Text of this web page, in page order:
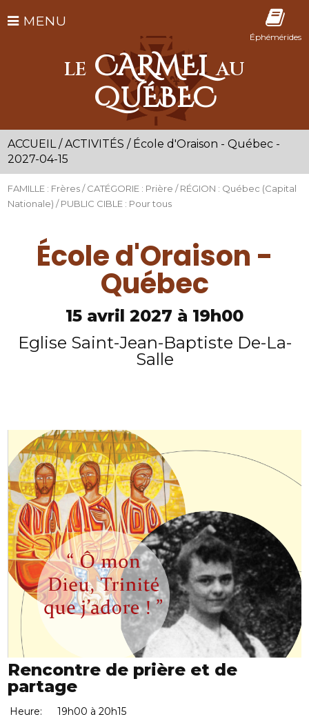
Éphémérides
MENU
LE CARMELAU
QUÉBEC
ACCUEIL /ACTIVITÉS / École d'Oraison - Québec -
2027-04-15
FAMILLE : Frères / CATÉGORIE : Prière / RÉGION : Québec (Capital
Nationale) / PUBLIC CIBLE : Pour tous
École d'Oraison -
Québec
15 avril 2027 à 19h00
Eglise Saint-Jean-Baptiste De-La-
Salle
Rencontre de prière et de
partage
Heure:
19h00 à 20h15